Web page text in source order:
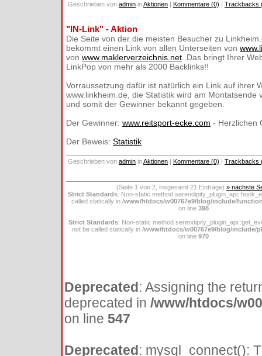
Geschrieben von admin inAktionen | Kommentare (0) | Trackbacks
"IN-Link" - Aktion
Die Seite von der die meisten Besucher zu
bekommt einen Link von allen Unterseiten von
von www.maklerverzeichnis.net . Das bringt Ihrer
LinkPop von mehr als 2000 Backlinks!!
Vorraussetzung dafür ist natürlich ein Link auf ihrer
www.linkheim.de, die Statistik wird am Montatsende
und somit der Gewinner bekannt gegeben.
Der Gewinner: www.reitsport-ecke.com - Herzlichen
Der Beweis: Statistik
Geschrieben von admin inAktionen | Kommentare (0) | Trackbacks
(Seite 1 von 2, insgesamt 21 Einträge) » nächste
Strict Standards: Non-static method
called statically in /www/htdocs/w00767e9/blog/include/
on line 398
Strict Standards: Non-static method
not be called statically in /www/htdocs/w00767e9/blog/include/
on line 970
Deprecated: Assigning the
deprecated in /www/htdocs/
on line 547
Deprecated: mysql_connect():